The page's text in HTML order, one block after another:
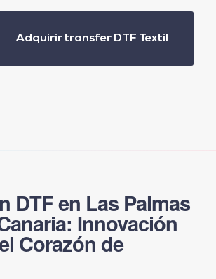
Adquirir transfer DTF Textil
DTF en Las Palmas
Innovación
Corazón de